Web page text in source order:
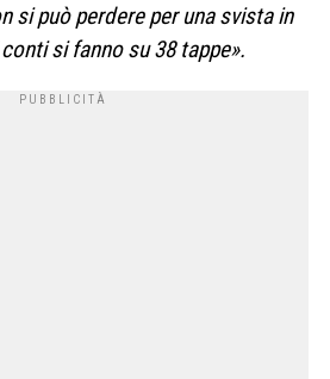
si può perdere per una svista in
si fanno su 38 tappe».